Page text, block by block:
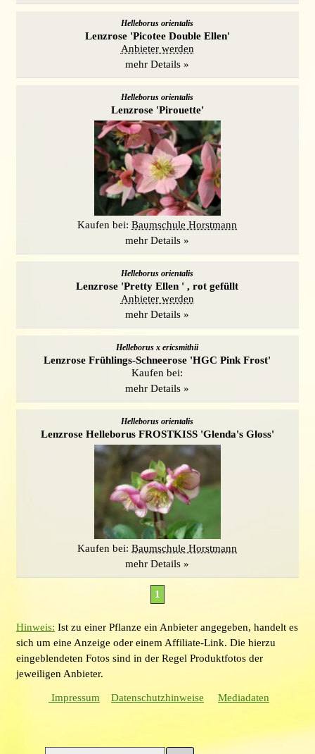
Helleborus orientalis
Lenzrose 'Picotee Double Ellen'
Anbieter werden
mehr Details »
Helleborus orientalis
Lenzrose 'Pirouette'
Kaufen bei:Baumschule Horstmann
mehr Details »
Helleborus orientalis
Lenzrose 'Pretty Ellen ' , rot gefüllt
Anbieter werden
mehr Details »
Helleborus x ericsmithii
Lenzrose Frühlings-Schneerose 'HGC Pink Frost'
Kaufen bei:
mehr Details »
Helleborus orientalis
Lenzrose Helleborus FROSTKISS 'Glenda's Gloss'
Kaufen bei:Baumschule Horstmann
mehr Details »
1
Hinweis: Ist zu einer Pflanze ein Anbieter angegeben, handelt es
sich um eine Anzeige oder einem Affiliate-Link. Die hierzu
eingeblendeten Fotos sind in der Regel Produktfotos der
jeweiligen Anbieter.
Impressum Datenschutzhinweise Mediadaten